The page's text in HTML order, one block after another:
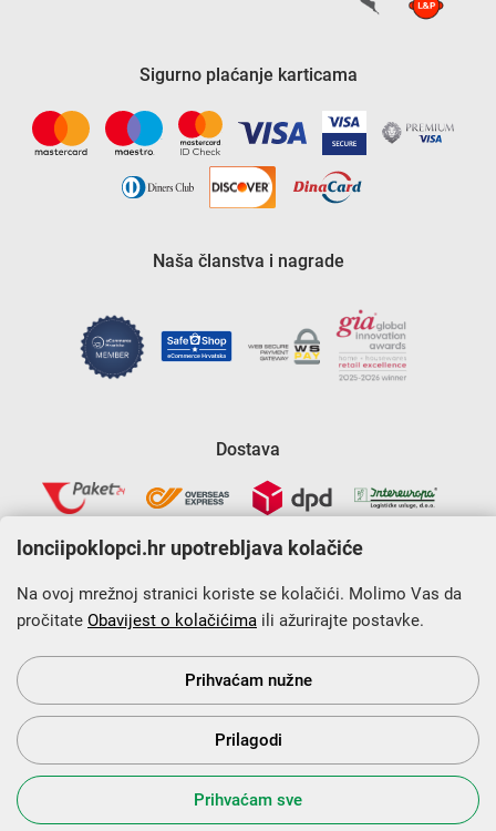
Sigurno plaćanje karticama
Naša članstva i nagrade
Dostava
Krajnji primatelj financijskog instrumenta sufinanciranog iz
Europskog fonda za regionalni razvoj u sklopu Operativnog
programa „Konkurentnost i kohezija”.
s Vama od 2014. godine!
lonciipoklopci.hr upotrebljava kolačiće
Na ovoj mrežnoj stranici koriste se kolačići. Molimo Vas da
pročitate Obavijest o kolačićima ili ažurirajte postavke.
Prihvaćam nužne
Prilagodi
Prihvaćam sve